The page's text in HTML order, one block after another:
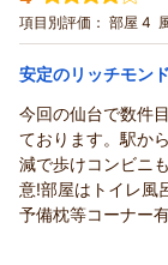
在中のひとときを
だけるようご用
を嬉しく思ってお
ございます。お
ルを目指し、設
のようなお言葉
となります。
そして、「また
言葉を頂戴でき
リンクサービス付～
宿泊価格帯： 10,001
この度はリッチ
とうございます。
また心温まるご
す。
お部屋の清潔感
項目別評価： 部屋 4
安定のリッチモン
今回の仙台で数件
ております。駅か
減で歩けコンビニ
意!部屋はトイレ風
予備枕等コーナー
食は全国に数件し